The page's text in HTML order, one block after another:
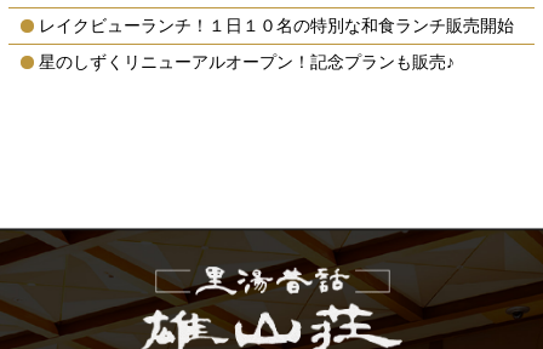
レイクビューランチ！１日１０名の特別な和食ランチ販売開始
星のしずくリニューアルオープン！記念プランも販売♪